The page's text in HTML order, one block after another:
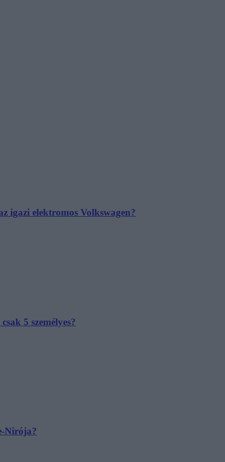
igazi elektromos Volkswagen?
5 személyes?
Nirója?